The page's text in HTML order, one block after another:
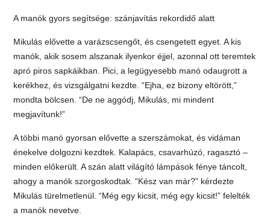
A manók gyors segítsége: szánjavítás rekordidő alatt
Mikulás elővette a varázscsengőt, és csengetett egyet. A kis
manók, akik sosem alszanak ilyenkor éjjel, azonnal ott teremtek
apró piros sapkáikban. Pici, a legügyesebb manó odaugrott a
kerékhez, és vizsgálgatni kezdte. “Ejha, ez bizony eltörött,”
mondta bölcsen. “De ne aggódj, Mikulás, mi mindent
megjavítunk!”
A többi manó gyorsan elővette a szerszámokat, és vidáman
énekelve dolgozni kezdtek. Kalapács, csavarhúzó, ragasztó –
minden előkerült. A szán alatt világító lámpások fénye táncolt,
ahogy a manók szorgoskodtak. “Kész van már?” kérdezte
Mikulás türelmetlenül. “Még egy kicsit, még egy kicsit!” felelték
a manók nevetve.